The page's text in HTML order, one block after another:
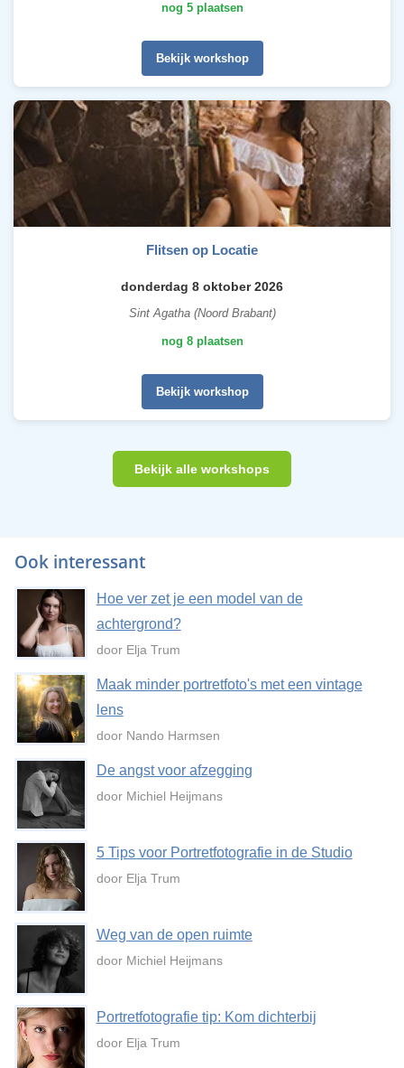
nog 5 plaatsen
Bekijk workshop
Flitsen op Locatie
donderdag 8 oktober 2026
Sint Agatha (Noord Brabant)
nog 8 plaatsen
Bekijk workshop
Bekijk alle workshops
Ook interessant
Hoe ver zet je een model van de
achtergrond?
door Elja Trum
Maak minder portretfoto's met een vintage
lens
door Nando Harmsen
De angst voor afzegging
door Michiel Heijmans
5 Tips voor Portretfotografie in de Studio
door Elja Trum
Weg van de open ruimte
door Michiel Heijmans
Portretfotografie tip: Kom dichterbij
door Elja Trum